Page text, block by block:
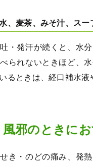
、麦茶、みそ汁、スー
・発汗が続くと、水
られないときほど、
るときは、経口補水液
風邪のときに
き・のどの痛み、発